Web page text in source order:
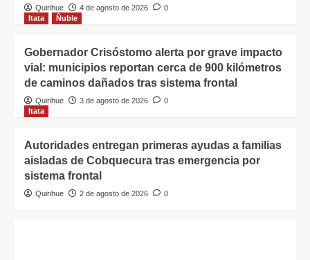
Quirihue 4 de agosto de 2026
0
Itata
Ñuble
Gobernador Crisóstomo alerta por grave impacto
vial: municipios reportan cerca de 900 kilómetros
de caminos dañados tras sistema frontal
Quirihue 3 de agosto de 2026
0
Itata
Autoridades entregan primeras ayudas a familias
aisladas de Cobquecura tras emergencia por
sistema frontal
Quirihue 2 de agosto de 2026 0